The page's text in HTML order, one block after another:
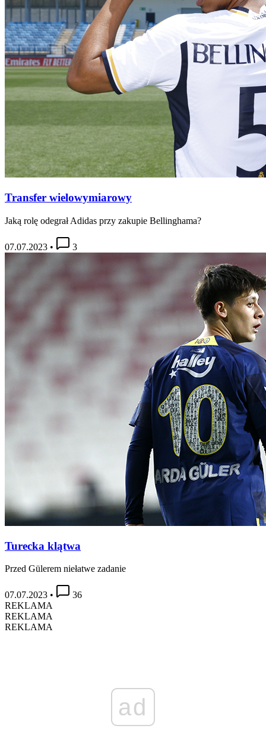
Transfer wielowymiarowy
Jaką rolę odegrał Adidas przy zakupie Bellinghama?
07.07.2023 • 3
Turecka klątwa
Przed Gülerem niełatwe zadanie
07.07.2023 •
36
REKLAMA
REKLAMA
REKLAMA
ad